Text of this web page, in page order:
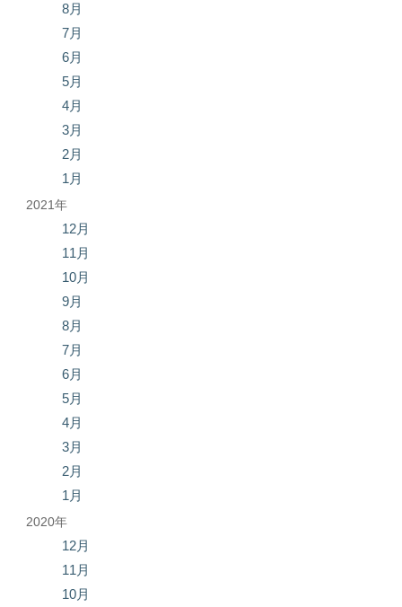
8月
7月
6月
5月
4月
3月
2月
1月
2021年
12月
11月
10月
9月
8月
7月
6月
5月
4月
3月
2月
1月
2020年
12月
11月
10月